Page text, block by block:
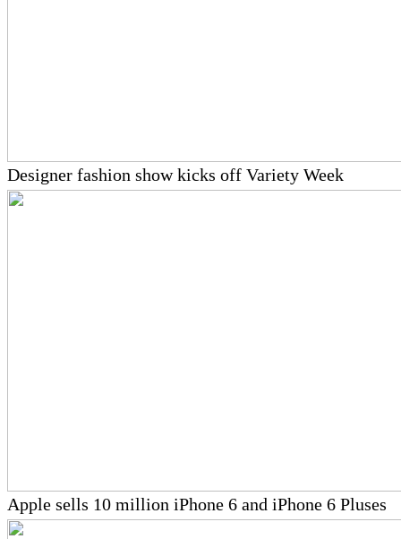
Designer fashion show kicks off Variety Week
Apple sells 10 million iPhone 6 and iPhone 6 Pluses